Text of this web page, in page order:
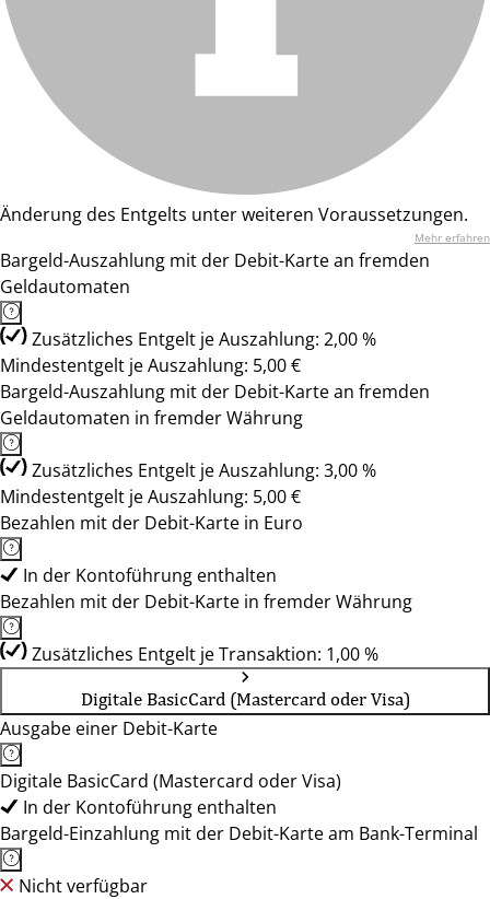
Änderung des Entgelts unter weiteren Voraussetzungen.
Mehr erfahren
Bargeld-Auszahlung mit der Debit-Karte an fremden
Geldautomaten
Zusätzliches Entgelt je Auszahlung: 2,00 %
Mindestentgelt je Auszahlung: 5,00 €
Bargeld-Auszahlung mit der Debit-Karte an fremden
Geldautomaten in fremder Währung
Zusätzliches Entgelt je Auszahlung: 3,00 %
Mindestentgelt je Auszahlung: 5,00 €
Bezahlen mit der Debit-Karte in Euro
In der Kontoführung enthalten
Bezahlen mit der Debit-Karte in fremder Währung
Zusätzliches Entgelt je Transaktion: 1,00 %
Digitale BasicCard (Mastercard oder Visa)
Ausgabe einer Debit-Karte
Digitale BasicCard (Mastercard oder Visa)
In der Kontoführung enthalten
Bargeld-Einzahlung mit der Debit-Karte am Bank-Terminal
Nicht verfügbar